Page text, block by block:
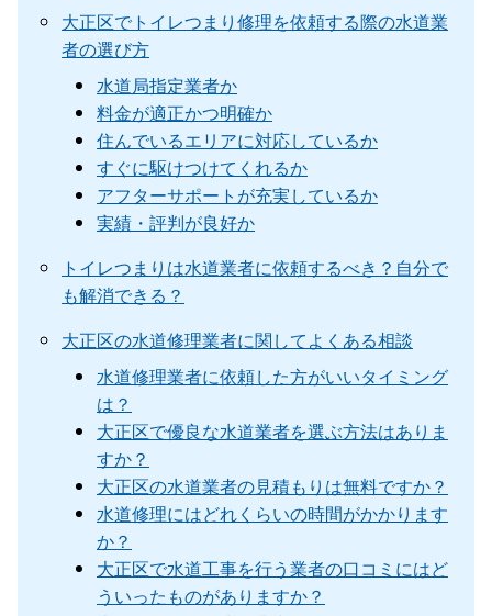
大正区でトイレつまり修理を依頼する際の水道業
者の選び方
水道局指定業者か
料金が適正かつ明確か
住んでいるエリアに対応しているか
すぐに駆けつけてくれるか
アフターサポートが充実しているか
実績・評判が良好か
トイレつまりは水道業者に依頼するべき？自分で
も解消できる？
大正区の水道修理業者に関してよくある相談
水道修理業者に依頼した方がいいタイミング
は？
大正区で優良な水道業者を選ぶ方法はありま
すか？
大正区の水道業者の見積もりは無料ですか？
水道修理にはどれくらいの時間がかかります
か？
大正区で水道工事を行う業者の口コミにはど
ういったものがありますか？